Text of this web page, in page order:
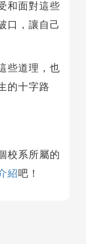
和面對這些
口，讓自己
道理，也
的十字路
校系所屬的
紹吧！